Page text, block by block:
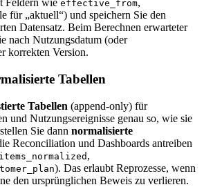
Feldern wie effective_from,
für „aktuell“) und speichern Sie den
Datensatz. Beim Berechnen erwarteter
nach Nutzungsdatum (oder
korrekten Version.
Tabellen
Tabellen (append‑only) für
und Nutzungsereignisse genau so, wie sie
Sie dann normalisierte
Reconciliation und Dashboards antreiben
,
). Das erlaubt Reprozesse, wenn
den ursprünglichen Beweis zu verlieren.